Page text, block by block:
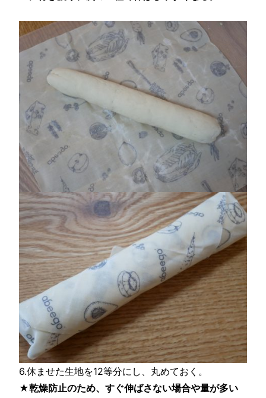
6.休ませた生地を12等分にし、丸めておく。
★乾燥防止のため、すぐ伸ばさない場合や量が多い